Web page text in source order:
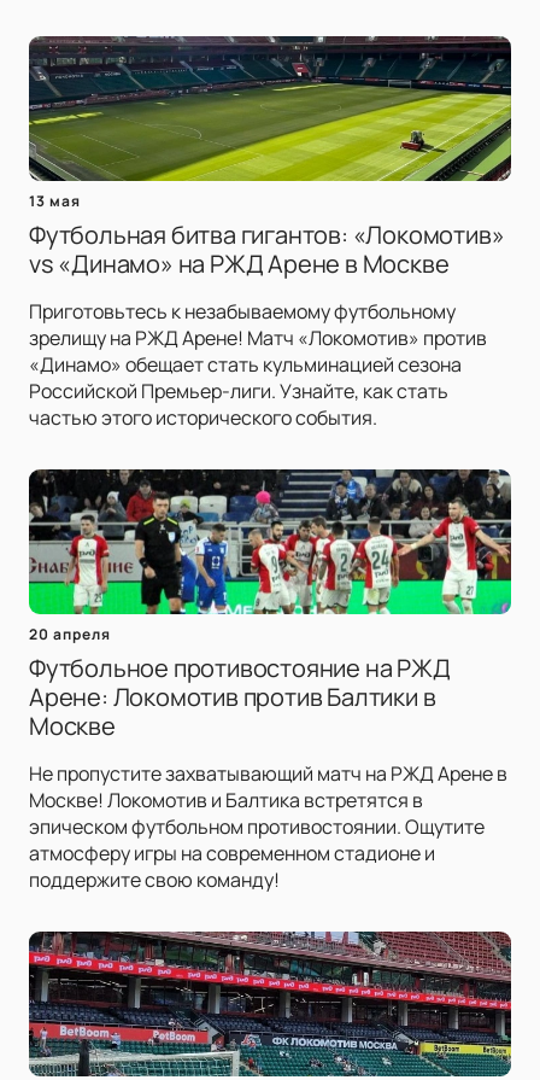
13 мая
Футбольная битва гигантов: «Локомотив»
vs «Динамо» на РЖД Арене в Москве
Приготовьтесь к незабываемому футбольному
зрелищу на РЖД Арене! Матч «Локомотив» против
«Динамо» обещает стать кульминацией сезона
Российской Премьер-лиги. Узнайте, как стать
частью этого исторического события.
20 апреля
Футбольное противостояние на РЖД
Арене: Локомотив против Балтики в
Москве
Не пропустите захватывающий матч на РЖД Арене в
Москве! Локомотив и Балтика встретятся в
эпическом футбольном противостоянии. Ощутите
атмосферу игры на современном стадионе и
поддержите свою команду!